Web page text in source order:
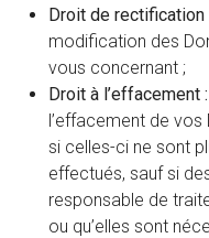
Droit de rectification
modification des
vous concernant ;
Droit à l’effacement :
l’effacement de
si celles-ci ne sont
effectués, sauf si
responsable de
ou qu’elles sont